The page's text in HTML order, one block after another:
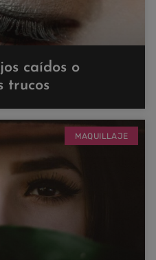
caídos o
trucos
MAQUILLAJE